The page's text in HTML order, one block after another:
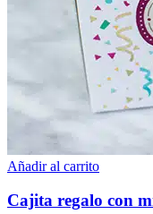
Añadir al carrito
Cajita regalo con